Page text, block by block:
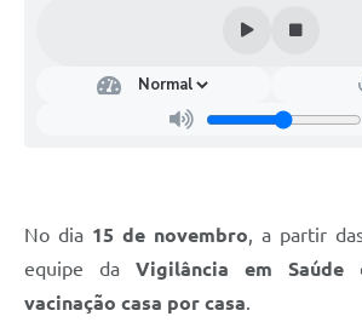
Editais
Links
No dia 15 de novembro, a partir
equipe da Vigilância em Saúde
vacinação casa por casa.